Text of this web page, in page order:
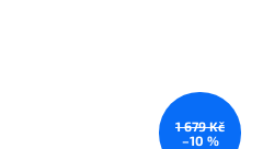
1 679 Kč
–10 %